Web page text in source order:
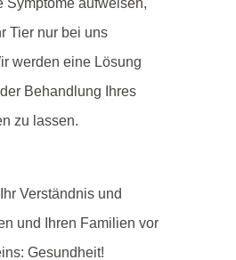
Symptome aufweisen,
Tier nur bei uns
werden eine Lösung
Behandlung Ihres
zu lassen.
Verständnis und
und Ihren Familien vor
Gesundheit!